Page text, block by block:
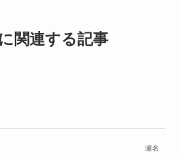
関連する記事
瀬名